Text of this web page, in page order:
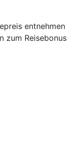
entnehmen
zum Reisebonus